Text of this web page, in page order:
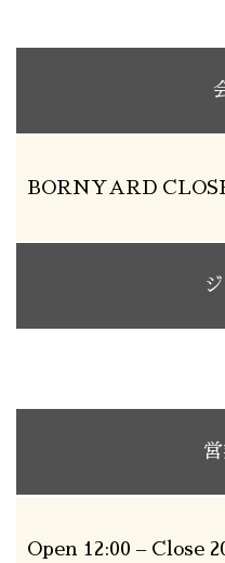
BORNYARD
Open 12:00 – Close